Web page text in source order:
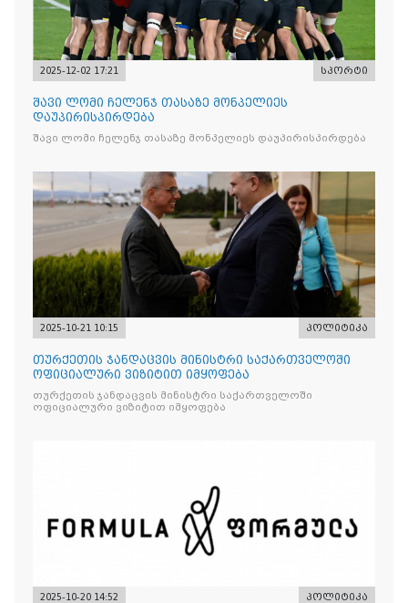
2025-12-02 17:21 სპორტი
შავი ლომი ჩელენჯ თასაზე მონპელიეს
დაუპირისპირდება
შავი ლომი ჩელენჯ თასაზე მონპელიეს დაუპირისპირდება
2025-10-21 10:15 პოლიტიკა
თურქეთის ჯანდაცვის მინისტრი საქართველოში
ოფიციალური ვიზიტით იმყოფება
თურქეთის ჯანდაცვის მინისტრი საქართველოში
ოფიციალური ვიზიტით იმყოფება
2025-10-20 14:52 პოლიტიკა